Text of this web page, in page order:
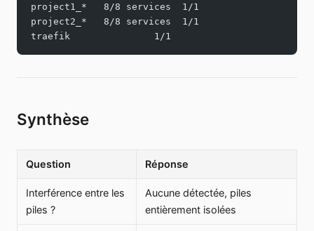
project1_*   8/8 services  1/1
project2_*   8/8 services  1/1
traefik               1/1
Synthèse
Question Réponse
Interférence entre les
piles ?
Aucune détectée, piles
entièrement isolées